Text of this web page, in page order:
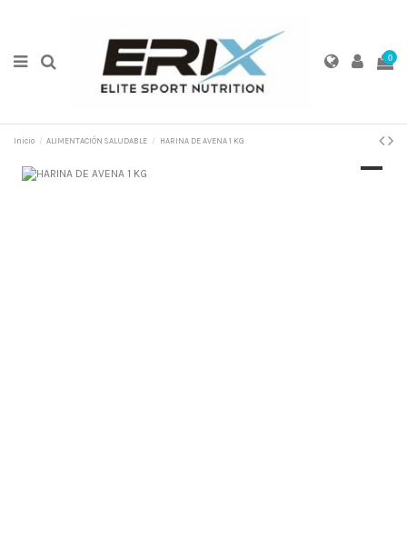
0
Inicio ALIMENTACIÓN SALUDABLE HARINA DE AVENA 1 KG